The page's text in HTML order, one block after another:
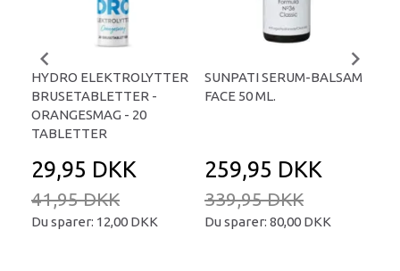
HYDRO ELEKTROLYTTER
BRUSETABLETTER -
ORANGESMAG - 20
TABLETTER
29,95 DKK
41,95 DKK
Du sparer: 12,00 DKK
SUNPATI SERUM-BALSAM
FACE 50 ML.
259,95 DKK
339,95 DKK
Du sparer: 80,00 DKK